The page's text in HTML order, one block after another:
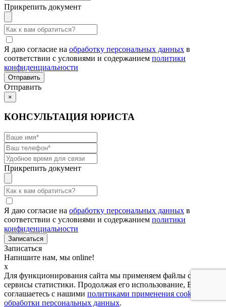
Прикрепить документ
Я даю согласие на обработку персональных данных в
соответствии с условиями и содержанием политики
конфиденциальности
Отправить
×
КОНСУЛЬТАЦИЯ ЮРИСТА
Прикрепить документ
Я даю согласие на обработку персональных данных в
соответствии с условиями и содержанием политики
конфиденциальности
Записаться
Напишите нам, мы online!
x
Для функционирования сайта мы применяем файлы cookies и
сервисы статистики. Продолжая его использование, Вы
соглашаетесь с нашими политиками применения cookies и
обработки персональных данных.